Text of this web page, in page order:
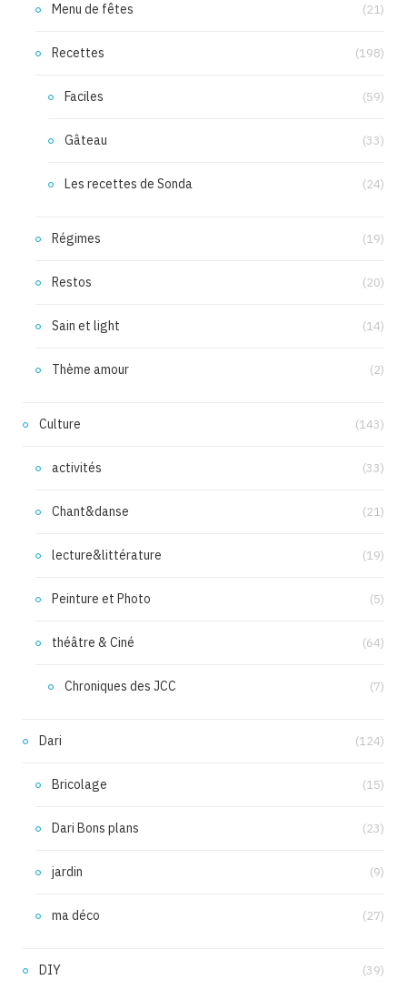
Menu de fêtes (21)
Recettes (198)
Faciles (59)
Gâteau (33)
Les recettes de Sonda (24)
Régimes (19)
Restos (20)
Sain et light (14)
Thème amour (2)
Culture (143)
activités (33)
Chant&danse (21)
lecture&littérature (19)
Peinture et Photo (5)
théâtre & Ciné (64)
Chroniques des JCC (7)
Dari (124)
Bricolage (15)
Dari Bons plans (23)
jardin (9)
ma déco (27)
DIY (39)